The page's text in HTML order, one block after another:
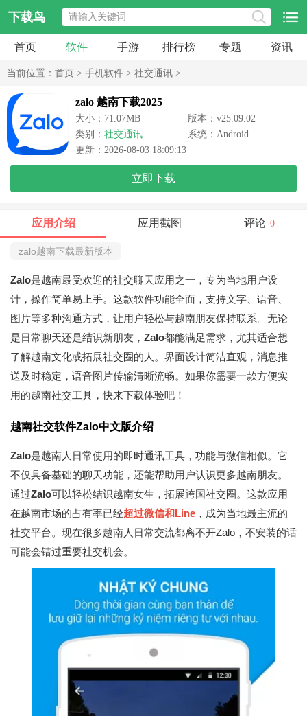
下载鸟
首页 软件 手游 排行榜 专题 资讯
当前位置： 首页 > 手机软件 > 社交通讯 >
zalo 越南下载2025
大小：71.07MB
版本：v25.09.02
类别： 社交通讯
系统：Android
更新：2026-08-03 18:09:13
立即下载
应用介绍 应用截图 评论 0
zalo越南下载最新版本
Zalo是越南最受欢迎的社交聊天应用之一，专为当地用户设
计，操作简单易上手。这款软件功能全面，支持文字、语音、
图片等多种沟通方式，让用户轻松与越南朋友保持联系。无论
是日常聊天还是结识新朋友， Zalo都能满足需求，尤其适合想
了解越南文化或拓展社交圈的人。界面设计简洁直观，消息推
送及时稳定，语音图片传输清晰流畅。如果你需要一款方便实
用的越南社交工具，快来下载体验吧！
越南社交软件Zalo中文版介绍
Zalo是越南人日常使用的即时通讯工具，功能与微信相似。它
不仅具备基础的聊天功能，还能帮助用户认识更多越南朋友。
通过Zalo可以轻松结识越南女生，拓展跨国社交圈。这款应用
在越南市场的占有率已经超过微信和Line ，成为当地最主流的
社交平台。现在很多越南人日常交流都离不开Zalo，不安装的话
可能会错过重要社交机会。